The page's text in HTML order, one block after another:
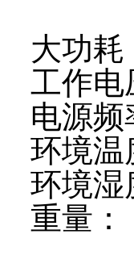
大功耗
工作电
电源频
环境
环境湿
重量